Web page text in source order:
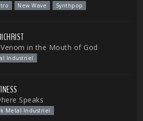
New Wave Synthpop
in the Mouth of God
Industriel
Speaks
Metal Industriel